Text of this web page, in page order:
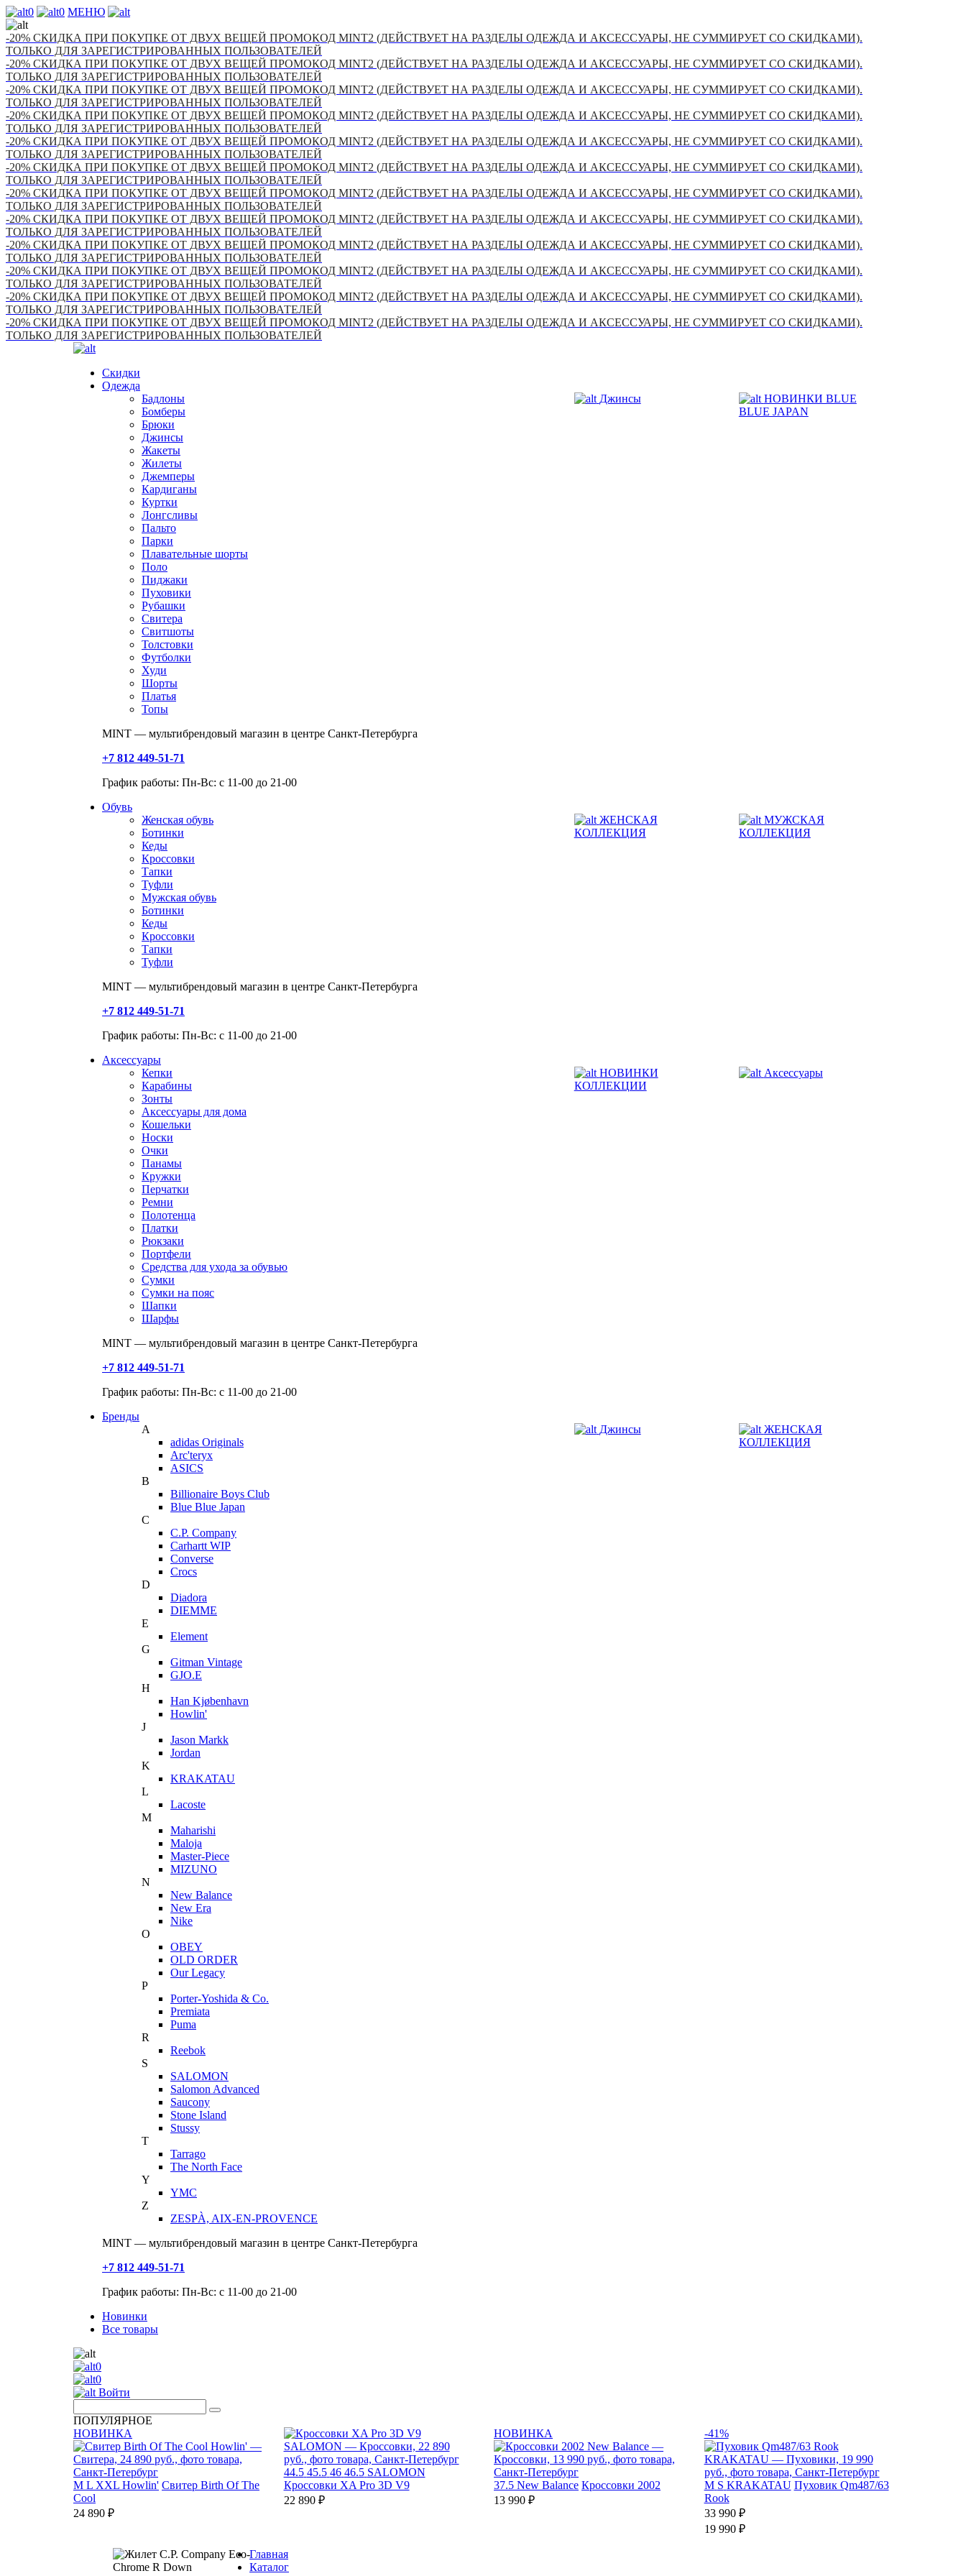
0 0 МЕНЮ
-20% СКИДКА ПРИ ПОКУПКЕ ОТ ДВУХ ВЕЩЕЙ ПРОМОКОД MINT2 (ДЕЙСТВУЕТ НА РАЗДЕЛЫ ОДЕЖДА И АКСЕССУАРЫ, НЕ СУММИРУЕТ СО СКИДКАМИ).
ТОЛЬКО ДЛЯ ЗАРЕГИСТРИРОВАННЫХ ПОЛЬЗОВАТЕЛЕЙ
-20% СКИДКА ПРИ ПОКУПКЕ ОТ ДВУХ ВЕЩЕЙ ПРОМОКОД MINT2 (ДЕЙСТВУЕТ НА РАЗДЕЛЫ ОДЕЖДА И АКСЕССУАРЫ, НЕ СУММИРУЕТ СО СКИДКАМИ).
ТОЛЬКО ДЛЯ ЗАРЕГИСТРИРОВАННЫХ ПОЛЬЗОВАТЕЛЕЙ
-20% СКИДКА ПРИ ПОКУПКЕ ОТ ДВУХ ВЕЩЕЙ ПРОМОКОД MINT2 (ДЕЙСТВУЕТ НА РАЗДЕЛЫ ОДЕЖДА И АКСЕССУАРЫ, НЕ СУММИРУЕТ СО СКИДКАМИ).
ТОЛЬКО ДЛЯ ЗАРЕГИСТРИРОВАННЫХ ПОЛЬЗОВАТЕЛЕЙ
-20% СКИДКА ПРИ ПОКУПКЕ ОТ ДВУХ ВЕЩЕЙ ПРОМОКОД MINT2 (ДЕЙСТВУЕТ НА РАЗДЕЛЫ ОДЕЖДА И АКСЕССУАРЫ, НЕ СУММИРУЕТ СО СКИДКАМИ).
ТОЛЬКО ДЛЯ ЗАРЕГИСТРИРОВАННЫХ ПОЛЬЗОВАТЕЛЕЙ
-20% СКИДКА ПРИ ПОКУПКЕ ОТ ДВУХ ВЕЩЕЙ ПРОМОКОД MINT2 (ДЕЙСТВУЕТ НА РАЗДЕЛЫ ОДЕЖДА И АКСЕССУАРЫ, НЕ СУММИРУЕТ СО СКИДКАМИ).
ТОЛЬКО ДЛЯ ЗАРЕГИСТРИРОВАННЫХ ПОЛЬЗОВАТЕЛЕЙ
-20% СКИДКА ПРИ ПОКУПКЕ ОТ ДВУХ ВЕЩЕЙ ПРОМОКОД MINT2 (ДЕЙСТВУЕТ НА РАЗДЕЛЫ ОДЕЖДА И АКСЕССУАРЫ, НЕ СУММИРУЕТ СО СКИДКАМИ).
ТОЛЬКО ДЛЯ ЗАРЕГИСТРИРОВАННЫХ ПОЛЬЗОВАТЕЛЕЙ
-20% СКИДКА ПРИ ПОКУПКЕ ОТ ДВУХ ВЕЩЕЙ ПРОМОКОД MINT2 (ДЕЙСТВУЕТ НА РАЗДЕЛЫ ОДЕЖДА И АКСЕССУАРЫ, НЕ СУММИРУЕТ СО СКИДКАМИ).
ТОЛЬКО ДЛЯ ЗАРЕГИСТРИРОВАННЫХ ПОЛЬЗОВАТЕЛЕЙ
-20% СКИДКА ПРИ ПОКУПКЕ ОТ ДВУХ ВЕЩЕЙ ПРОМОКОД MINT2 (ДЕЙСТВУЕТ НА РАЗДЕЛЫ ОДЕЖДА И АКСЕССУАРЫ, НЕ СУММИРУЕТ СО СКИДКАМИ).
ТОЛЬКО ДЛЯ ЗАРЕГИСТРИРОВАННЫХ ПОЛЬЗОВАТЕЛЕЙ
-20% СКИДКА ПРИ ПОКУПКЕ ОТ ДВУХ ВЕЩЕЙ ПРОМОКОД MINT2 (ДЕЙСТВУЕТ НА РАЗДЕЛЫ ОДЕЖДА И АКСЕССУАРЫ, НЕ СУММИРУЕТ СО СКИДКАМИ).
ТОЛЬКО ДЛЯ ЗАРЕГИСТРИРОВАННЫХ ПОЛЬЗОВАТЕЛЕЙ
-20% СКИДКА ПРИ ПОКУПКЕ ОТ ДВУХ ВЕЩЕЙ ПРОМОКОД MINT2 (ДЕЙСТВУЕТ НА РАЗДЕЛЫ ОДЕЖДА И АКСЕССУАРЫ, НЕ СУММИРУЕТ СО СКИДКАМИ).
ТОЛЬКО ДЛЯ ЗАРЕГИСТРИРОВАННЫХ ПОЛЬЗОВАТЕЛЕЙ
-20% СКИДКА ПРИ ПОКУПКЕ ОТ ДВУХ ВЕЩЕЙ ПРОМОКОД MINT2 (ДЕЙСТВУЕТ НА РАЗДЕЛЫ ОДЕЖДА И АКСЕССУАРЫ, НЕ СУММИРУЕТ СО СКИДКАМИ).
ТОЛЬКО ДЛЯ ЗАРЕГИСТРИРОВАННЫХ ПОЛЬЗОВАТЕЛЕЙ
-20% СКИДКА ПРИ ПОКУПКЕ ОТ ДВУХ ВЕЩЕЙ ПРОМОКОД MINT2 (ДЕЙСТВУЕТ НА РАЗДЕЛЫ ОДЕЖДА И АКСЕССУАРЫ, НЕ СУММИРУЕТ СО СКИДКАМИ).
ТОЛЬКО ДЛЯ ЗАРЕГИСТРИРОВАННЫХ ПОЛЬЗОВАТЕЛЕЙ
Скидки
Одежда
Бадлоны
Бомберы
Брюки
Джинсы
Жакеты
Жилеты
Джемперы
Кардиганы
Куртки
Лонгсливы
Пальто
Парки
Плавательные шорты
Поло
Пиджаки
Пуховики
Рубашки
Свитера
Свитшоты
Толстовки
Футболки
Худи
Шорты
Платья
Топы
Джинсы
НОВИНКИ BLUE
BLUE JAPAN
MINT — мультибрендовый магазин в центре Санкт-Петербурга
+7 812 449-51-71
График работы: Пн-Вс: с 11-00 до 21-00
Обувь
Женская обувь
Ботинки
Кеды
Кроссовки
Тапки
Туфли
Мужская обувь
Ботинки
Кеды
Кроссовки
Тапки
Туфли
ЖЕНСКАЯ
КОЛЛЕКЦИЯ
МУЖСКАЯ
КОЛЛЕКЦИЯ
MINT — мультибрендовый магазин в центре Санкт-Петербурга
+7 812 449-51-71
График работы: Пн-Вс: с 11-00 до 21-00
Аксессуары
Кепки
Карабины
Зонты
Аксессуары для дома
Кошельки
Носки
Очки
Панамы
Кружки
Перчатки
Ремни
Полотенца
Платки
Рюкзаки
Портфели
Средства для ухода за обувью
Сумки
Сумки на пояс
Шапки
Шарфы
НОВИНКИ
КОЛЛЕКЦИИ
Аксессуары
MINT — мультибрендовый магазин в центре Санкт-Петербурга
+7 812 449-51-71
График работы: Пн-Вс: с 11-00 до 21-00
Бренды
A
adidas Originals
Arc'teryx
ASICS
B
Billionaire Boys Club
Blue Blue Japan
C
C.P. Company
Carhartt WIP
Converse
Crocs
D
Diadora
DIEMME
E
Element
G
Gitman Vintage
GJO.E
H
Han Kjøbenhavn
Howlin'
J
Jason Markk
Jordan
K
KRAKATAU
L
Lacoste
M
Maharishi
Maloja
Master-Piece
MIZUNO
N
New Balance
New Era
Nike
O
OBEY
OLD ORDER
Our Legacy
P
Porter-Yoshida & Co.
Premiata
Puma
R
Reebok
S
SALOMON
Salomon Advanced
Saucony
Stone Island
Stussy
T
Tarrago
The North Face
Y
YMC
Z
ZESPÀ, AIX-EN-PROVENCE
Джинсы
ЖЕНСКАЯ
КОЛЛЕКЦИЯ
MINT — мультибрендовый магазин в центре Санкт-Петербурга
+7 812 449-51-71
График работы: Пн-Вс: с 11-00 до 21-00
Новинки
Все товары
0
0
Войти
ПОПУЛЯРНОЕ
НОВИНКА
M L XXL Howlin' Свитер Birth Of The
Cool
24 890 ₽
44.5 45.5 46 46.5 SALOMON
Кроссовки XA Pro 3D V9
22 890 ₽
НОВИНКА
37.5 New Balance Кроссовки 2002
13 990 ₽
-41%
M S KRAKATAU Пуховик Qm487/63
Rook
33 990 ₽
19 990 ₽
Главная
Каталог